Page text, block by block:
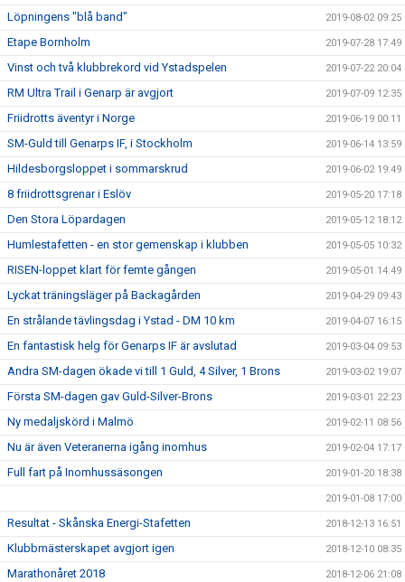
Löpningens "blå band" 2019-08-02 09:25
Etape Bornholm 2019-07-28 17:49
Vinst och två klubbrekord vid Ystadspelen 2019-07-22 20:04
RM Ultra Trail i Genarp är avgjort 2019-07-09 12:35
Friidrotts äventyr i Norge 2019-06-19 00:11
SM-Guld till Genarps IF, i Stockholm 2019-06-14 13:59
Hildesborgsloppet i sommarskrud 2019-06-02 19:49
8 friidrottsgrenar i Eslöv 2019-05-20 17:18
Den Stora Löpardagen 2019-05-12 18:12
Humlestafetten - en stor gemenskap i klubben 2019-05-05 10:32
RISEN-loppet klart för femte gången 2019-05-01 14:49
Lyckat träningsläger på Backagården 2019-04-29 09:43
En strålande tävlingsdag i Ystad - DM 10 km 2019-04-07 16:15
En fantastisk helg för Genarps IF är avslutad 2019-03-04 09:53
Andra SM-dagen ökade vi till 1 Guld, 4 Silver, 1 Brons 2019-03-02 19:07
Första SM-dagen gav Guld-Silver-Brons 2019-03-01 22:23
Ny medaljskörd i Malmö 2019-02-11 08:56
Nu är även Veteranerna igång inomhus 2019-02-04 17:17
Full fart på Inomhussäsongen 2019-01-20 18:38
2019-01-08 17:00
Resultat - Skånska Energi-Stafetten 2018-12-13 16:51
Klubbmästerskapet avgjort igen 2018-12-10 08:35
Marathonåret 2018 2018-12-06 21:08